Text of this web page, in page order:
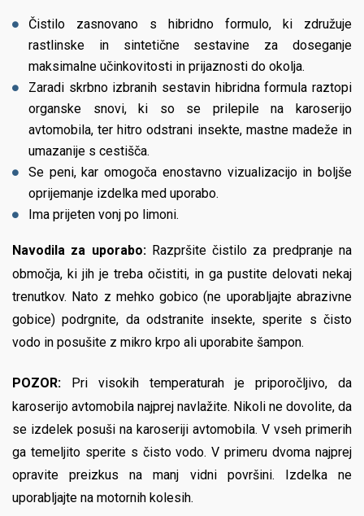
Čistilo zasnovano s hibridno formulo, ki združuje
rastlinske in sintetične sestavine za doseganje
maksimalne učinkovitosti in prijaznosti do okolja.
Zaradi skrbno izbranih sestavin hibridna formula raztopi
organske snovi, ki so se prilepile na karoserijo
avtomobila, ter hitro odstrani insekte, mastne madeže in
umazanije s cestišča.
Se peni, kar omogoča enostavno vizualizacijo in boljše
oprijemanje izdelka med uporabo.
Ima prijeten vonj po limoni.
Navodila za uporabo: Razpršite čistilo za predpranje na
območja, ki jih je treba očistiti, in ga pustite delovati nekaj
trenutkov. Nato z mehko gobico (ne uporabljajte abrazivne
gobice) podrgnite, da odstranite insekte, sperite s čisto
vodo in posušite z mikro krpo ali uporabite šampon.
POZOR: Pri visokih temperaturah je priporočljivo, da
karoserijo avtomobila najprej navlažite. Nikoli ne dovolite, da
se izdelek posuši na karoseriji avtomobila. V vseh primerih
ga temeljito sperite s čisto vodo. V primeru dvoma najprej
opravite preizkus na manj vidni površini. Izdelka ne
uporabljajte na motornih kolesih.